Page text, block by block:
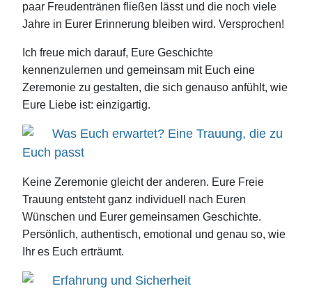
paar Freudentränen fließen lässt und die noch viele
Jahre in Eurer Erinnerung bleiben wird. Versprochen!
Ich freue mich darauf, Eure Geschichte
kennenzulernen und gemeinsam mit Euch eine
Zeremonie zu gestalten, die sich genauso anfühlt, wie
Eure Liebe ist: einzigartig.
Was Euch erwartet? Eine Trauung, die zu
Euch passt
Keine Zeremonie gleicht der anderen. Eure Freie
Trauung entsteht ganz individuell nach Euren
Wünschen und Eurer gemeinsamen Geschichte.
Persönlich, authentisch, emotional und genau so, wie
Ihr es Euch erträumt.
Erfahrung und Sicherheit